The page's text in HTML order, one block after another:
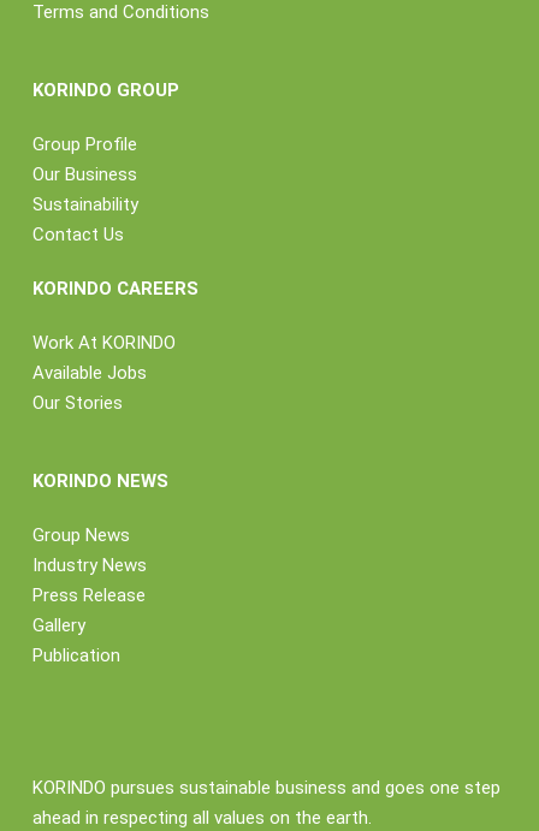
Terms and Conditions
KORINDO GROUP
Group Profile
Our Business
Sustainability
Contact Us
KORINDO CAREERS
Work At KORINDO
Available Jobs
Our Stories
KORINDO NEWS
Group News
Industry News
Press Release
Gallery
Publication
KORINDO pursues sustainable business and goes one step
ahead in respecting all values on the earth.